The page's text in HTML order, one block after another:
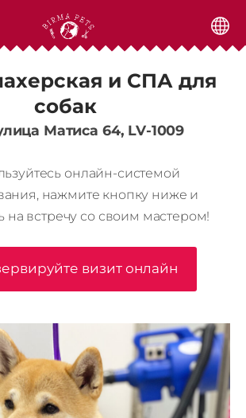
и СПА для
собак
Матиса 64, LV-1009
онлайн-системой
нажмите кнопку ниже и
на встречу со своим мастером!
визит онлайн